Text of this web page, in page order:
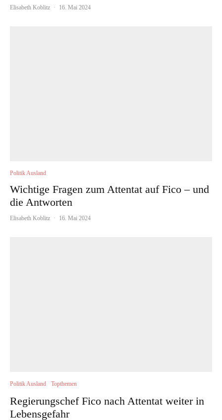
Elisabeth Koblitz · 16. Mai 2024
Politik Ausland
Wichtige Fragen zum Attentat auf Fico – und
die Antworten
Elisabeth Koblitz · 16. Mai 2024
Politik Ausland Topthemen
Regierungschef Fico nach Attentat weiter in
Lebensgefahr